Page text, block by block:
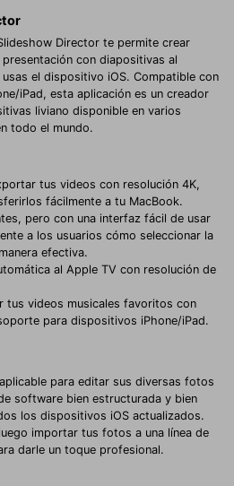
Director te permite crear
con diapositivas al
el dispositivo iOS. Compatible con
iPad, esta aplicación es un creador
liviano disponible en varios
todo el mundo.
tus videos con resolución 4K,
fácilmente a tu MacBook.
pero con una interfaz fácil de usar
a los usuarios cómo seleccionar la
efectiva.
al Apple TV con resolución de
tus videos musicales favoritos con
para dispositivos iPhone/iPad.
para editar sus diversas fotos
software bien estructurada y bien
los dispositivos iOS actualizados.
importar tus fotos a una línea de
darle un toque profesional.